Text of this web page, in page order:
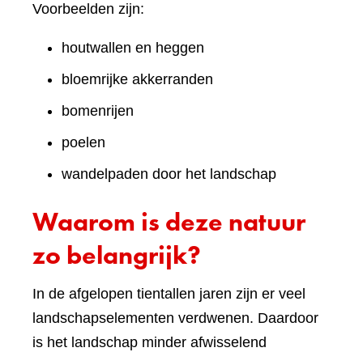
Voorbeelden zijn:
houtwallen en heggen
bloemrijke akkerranden
bomenrijen
poelen
wandelpaden door het landschap
Waarom is deze natuur
zo belangrijk?
In de afgelopen tientallen jaren zijn er veel
landschapselementen verdwenen. Daardoor
is het landschap minder afwisselend